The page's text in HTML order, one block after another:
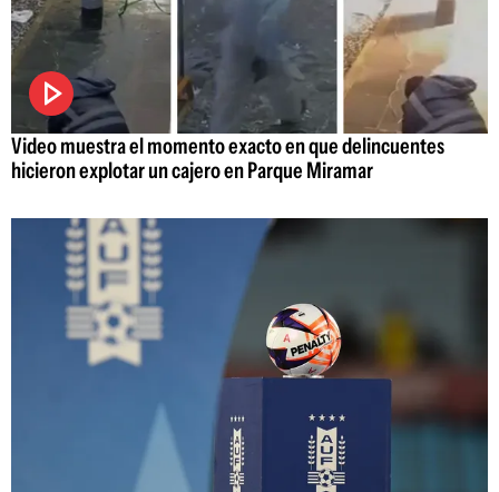
Video muestra el momento exacto en que delincuentes
hicieron explotar un cajero en Parque Miramar